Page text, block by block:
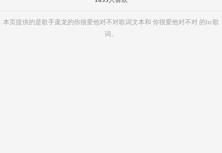
本页提供的是歌手庞龙的你很爱他对不对歌词文本和 你很爱他对不对 的lrc歌
词。